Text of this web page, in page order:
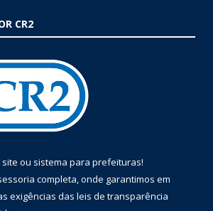
CR2
ou sistema para prefeituras!
completa, onde garantimos em
exigências das leis de transparência